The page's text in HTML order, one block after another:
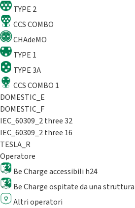
TYPE 2
CCS COMBO
CHAdeMO
TYPE 1
TYPE 3A
CCS COMBO 1
DOMESTIC_E
DOMESTIC_F
IEC_60309_2 three 32
IEC_60309_2 three 16
TESLA_R
Operatore
Be Charge accessibili h24
Be Charge ospitate da una
Altri operatori